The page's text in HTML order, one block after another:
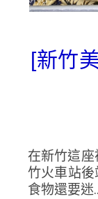
[新竹
在新竹這
竹火車站
食物還要迷